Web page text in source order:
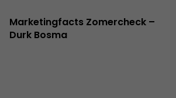
Marketingfacts Zomercheck –
Durk Bosma